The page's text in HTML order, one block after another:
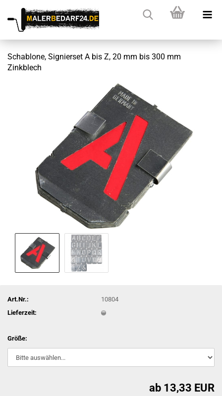
Schablone, Signierset A bis Z, 20 mm bis 300 mm
Zinkblech
Art.Nr.:
10804
Lieferzeit:
Größe:
ab 13,33 EUR